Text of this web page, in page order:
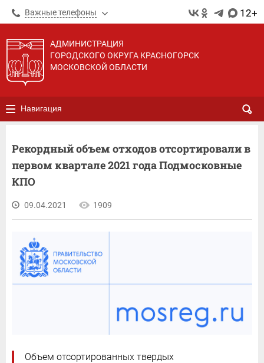
Важные телефоны 12+
АДМИНИСТРАЦИЯ
ГОРОДСКОГО ОКРУГА КРАСНОГОРСК
МОСКОВСКОЙ ОБЛАСТИ
Навигация
Рекордный объем отходов отсортировали в
первом квартале 2021 года Подмосковные
КПО
09.04.2021 1909
Объем отсортированных твердых